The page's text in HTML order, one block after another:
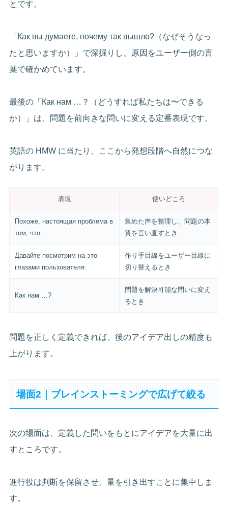
とです。
「Как вы думаете, почему так вышло?（なぜそうなっ
たと思いますか）」で深掘りし、原因をユーザー側の言
葉で確かめています。
最後の「Как нам …？（どうすれば私たちは〜できる
か）」は、問題を前向きな問いに変える定番表現です。
英語の HMW に当たり、ここから発想段階へ自然につな
がります。
表現 使いどころ
Похоже, настоящая проблема в
том, что…
集めた声を整理し、問題の本
質を言い直すとき
Давайте посмотрим на это
глазами пользователя.
作り手目線をユーザー目線に
切り替えるとき
Как нам …?
問題を解決可能な問いに変え
るとき
問題を正しく定義できれば、後のアイデア出しの精度も
上がります。
場面2｜ブレインストーミングで広げて絞る
次の場面は、定義した問いをもとにアイデアを大量に出
すところです。
進行役は判断を保留させ、量を引き出すことに集中しま
す。